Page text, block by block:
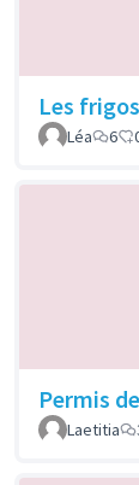
Les
Léa
6
Permis
Laetitia